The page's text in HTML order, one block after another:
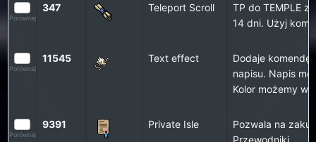
Porównaj
347 Teleport Scroll
TP do TEMPLE z
14 dni. Użyj
Porównaj
11545 Text effect
Dodaje
napisu. Napis
Kolor możemy
Porównaj
9391 Private Isle
Pozwala na
Przewodniki.